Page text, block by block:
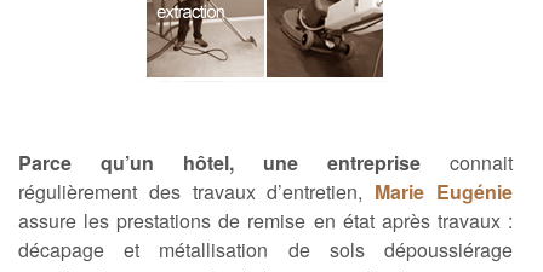
Parce qu’un hôtel, une entreprise connait
régulièrement des travaux d’entretien, Marie Eugénie
assure les prestations de remise en état après travaux :
décapage et métallisation de sols dépoussiérage